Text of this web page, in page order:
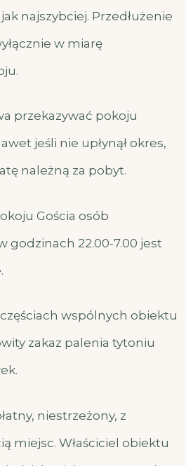
najszybciej. Przedłużenie
w miarę
przekazywać pokoju
jeśli nie upłynął okres,
należną za pobyt.
Gościa osób
godzinach 22.00-7.00 jest
wspólnych obiektu
zakaz palenia tytoniu
niestrzeżony, z
miejsc. Właściciel obiektu